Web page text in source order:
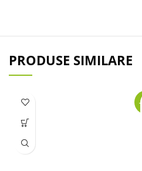
PRODUSE SIMILARE